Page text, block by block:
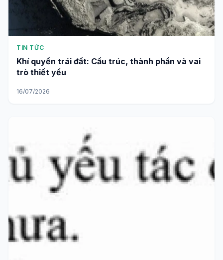
TIN TỨC
Khí quyển trái đất: Cấu trúc, thành phần và vai
trò thiết yếu
16/07/2026